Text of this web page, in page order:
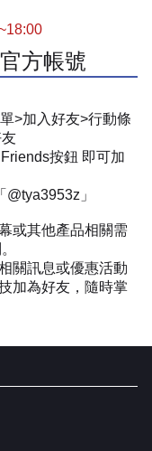
方帳號
>加入好友>行動條
按鈕 即可加
」
或其他產品相關需
關訊息或優惠活動
加為好友，隨時掌